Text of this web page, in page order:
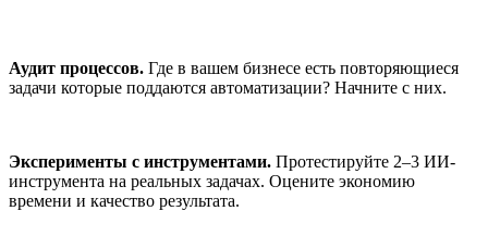
Аудит процессов. Где в вашем бизнесе есть повторяющиеся
задачи которые поддаются автоматизации? Начните с них.
Эксперименты с инструментами. Протестируйте 2–3 ИИ-
инструмента на реальных задачах. Оцените экономию
времени и качество результата.